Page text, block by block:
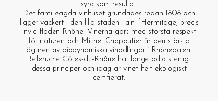
syra som resultat.
Det familjeägda vinhuset grundades redan 1808 och
ligger vackert i den lilla staden Tain l ́Hermitage, precis
invid floden Rhône. Vinerna görs med största respekt
för naturen och Michel Chapoutier är den största
ägaren av biodynamiska vinodlingar i Rhônedalen.
Belleruche Côtes-du-Rhône har länge odlats enligt
dessa principer och idag är vinet helt ekologiskt
certifierat.